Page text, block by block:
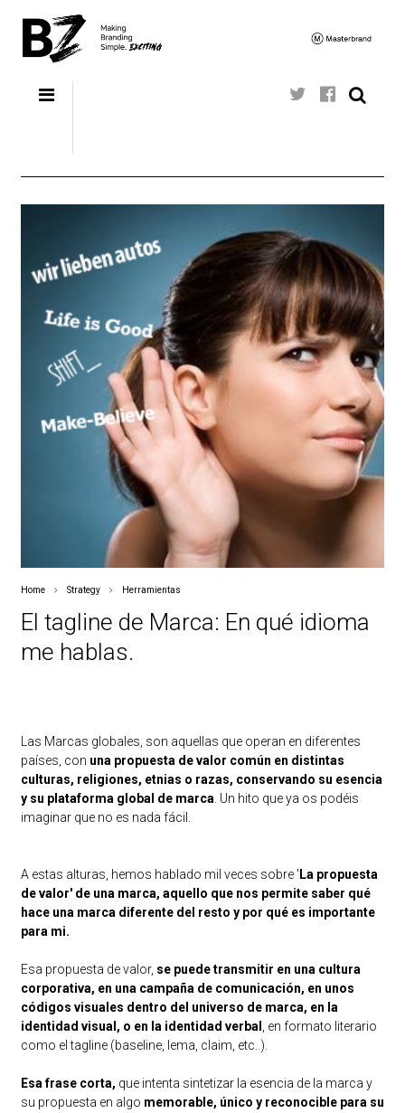
Home Strategy Herramientas
El tagline de Marca: En qué idioma
me hablas.
Las Marcas globales, son aquellas que operan en diferentes
países, con una propuesta de valor común en distintas
culturas, religiones, etnias o razas, conservando su esencia
y su plataforma global de marca. Un hito que ya os podéis
imaginar que no es nada fácil.
A estas alturas, hemos hablado mil veces sobre ' La propuesta
de valor' de una marca, aquello que nos permite saber qué
hace una marca diferente del resto y por qué es importante
para mi.
Esa propuesta de valor, se puede transmitir en una cultura
corporativa, en una campaña de comunicación, en unos
códigos visuales dentro del universo de marca, en la
identidad visual, o en la identidad verbal , en formato literario
como el tagline (baseline, lema, claim, etc..).
Esa frase corta, que intenta sintetizar la esencia de la marca y
su propuesta en algo memorable, único y reconocible para su